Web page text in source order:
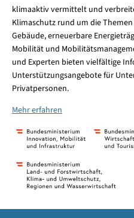
klimaaktiv vermittelt und
Klimaschutz rund um die
Gebäude, erneuerbare
Mobilität und
und Experten bieten vielfältige
Unterstützungsangebote für
Privatpersonen.
Mehr erfahren